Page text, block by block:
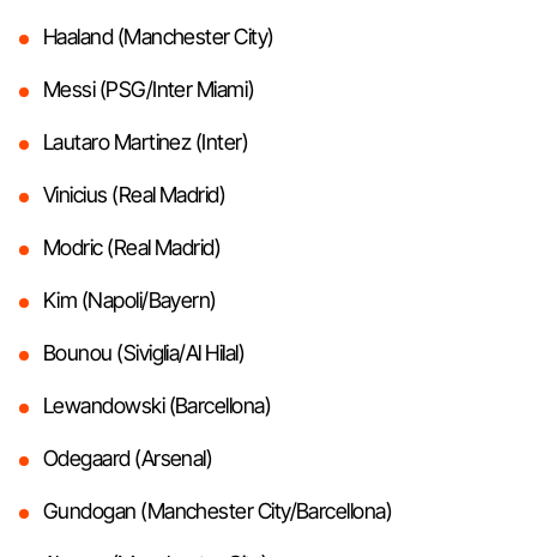
Haaland (Manchester City)
Messi (PSG/Inter Miami)
Lautaro Martinez (Inter)
Vinicius (Real Madrid)
Modric (Real Madrid)
Kim (Napoli/Bayern)
Bounou (Siviglia/Al Hilal)
Lewandowski (Barcellona)
Odegaard (Arsenal)
Gundogan (Manchester City/Barcellona)